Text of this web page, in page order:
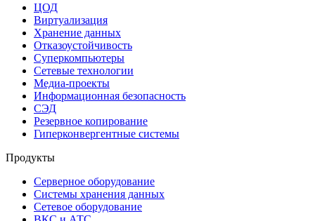
ЦОД
Виртуализация
Хранение данных
Отказоустойчивость
Суперкомпьютеры
Сетевые технологии
Медиа-проекты
Информационная безопасность
СЭД
Резервное копирование
Гиперконвергентные системы
Продукты
Серверное оборудование
Системы хранения данных
Сетевое оборудование